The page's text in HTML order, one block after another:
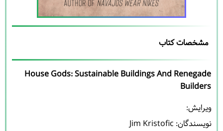
مشخصات کتاب
House Gods: Sustainable Buildings And Renegade
Builders
نویسندگان: Jim Kristofic